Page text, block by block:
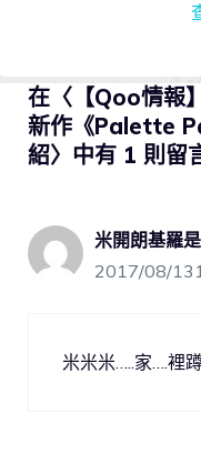
在〈【Qoo情報
新作《Palette
紹〉中有 1 則留
米開朗基羅
2017/08/
米米米…..家….裡